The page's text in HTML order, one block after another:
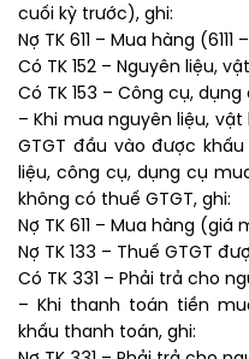
cuối kỳ trước), ghi:
Nợ TK 611 – Mua hàng
Có TK 152 – Nguyên liệu,
Có TK 153 – Công cụ, dụng
– Khi mua nguyên liệu,
GTGT đầu vào được
liệu, công cụ, dụng cụ
không có thuế GTGT, ghi:
Nợ TK 611 – Mua hàng
Nợ TK 133 – Thuế GTGT
Có TK 331 – Phải trả cho
– Khi thanh toán tiền
khấu thanh toán, ghi: